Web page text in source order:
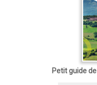
Petit guide